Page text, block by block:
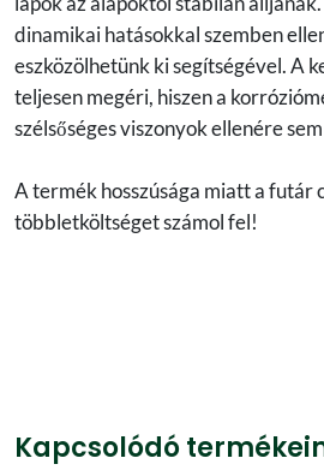
dinamikai hatásokkal szemben
eszközölhetünk ki segítségével. A
teljesen megéri, hiszen a
szélsőséges viszonyok ellenére
A termék hosszúsága miatt a futár
többletköltséget számol fel!
Kapcsolódó